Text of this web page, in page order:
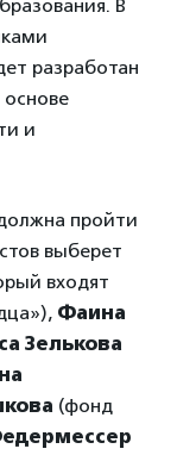
В
разработан
и
пройти
выберет
входят
Фаина
Зелькова
(фонд